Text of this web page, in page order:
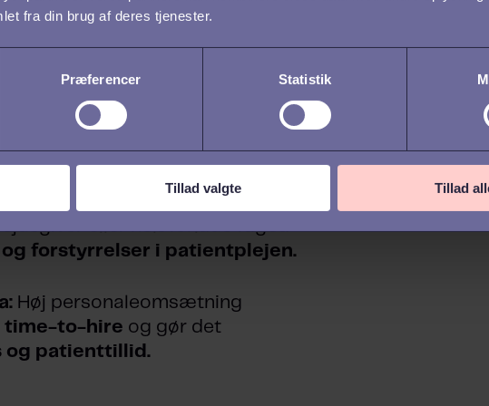
fra din brug af deres tjenester.
Præferencer Statistik
Tillad valgte Tillad
Success Manager
hos Talentech
og udbrændthed
krav får mange
eller helt forlade faget.
forstyrrelser i patientplejen.
Høj personaleomsætning
time-to-hire og gør det
og patienttillid.